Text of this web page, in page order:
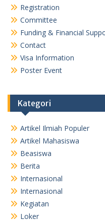
Registration
Committee
Funding & Financial
Contact
Visa Information
Poster Event
Kategori
Artikel Ilmiah Populer
Artikel Mahasiswa
Beasiswa
Berita
Internasional
Internasional
Kegiatan
Loker